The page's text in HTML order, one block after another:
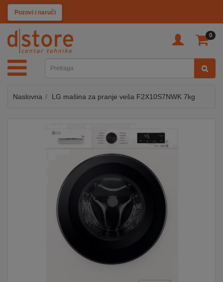
Pozovi i naruči
0
KATEGORIJE
TV
SAT
MOBILNI
Naslovna LG mašina za pranje veša F2X10S7NWK 7kg